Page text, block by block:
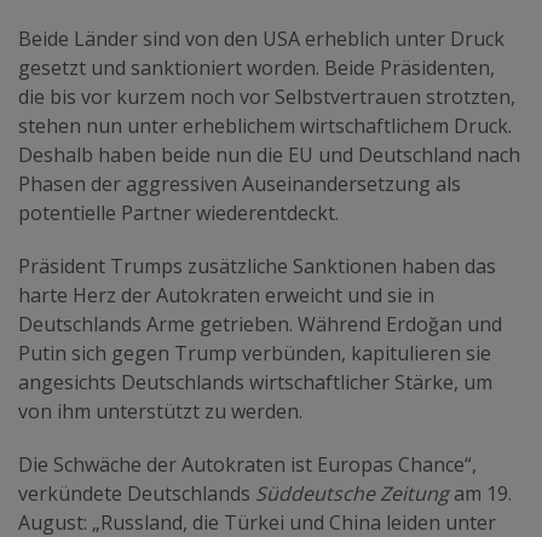
Beide Länder sind von den USA erheblich unter Druck
gesetzt und sanktioniert worden. Beide Präsidenten,
die bis vor kurzem noch vor Selbstvertrauen strotzten,
stehen nun unter erheblichem wirtschaftlichem Druck.
Deshalb haben beide nun die EU und Deutschland nach
Phasen der aggressiven Auseinandersetzung als
potentielle Partner wiederentdeckt.
Präsident Trumps zusätzliche Sanktionen haben das
harte Herz der Autokraten erweicht und sie in
Deutschlands Arme getrieben. Während Erdoğan und
Putin sich gegen Trump verbünden, kapitulieren sie
angesichts Deutschlands wirtschaftlicher Stärke, um
von ihm unterstützt zu werden.
Die Schwäche der Autokraten ist Europas Chance“,
verkündete Deutschlands Süddeutsche Zeitungam 19.
August: „Russland, die Türkei und China leiden unter